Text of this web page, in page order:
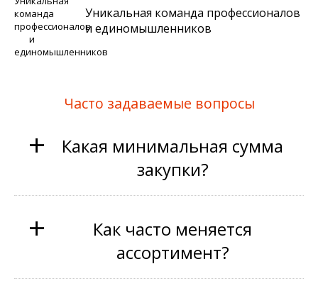
Уникальная команда профессионалов
и единомышленников
Часто задаваемые вопросы
+
Какая минимальная сумма
закупки?
+
Как часто меняется
ассортимент?